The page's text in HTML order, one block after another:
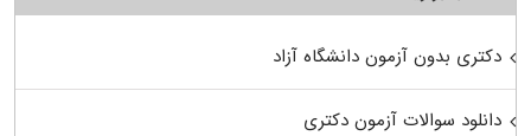
دکتری بدون آزمون دانشگاه آزاد
دانلود سوالات آزمون دکتری